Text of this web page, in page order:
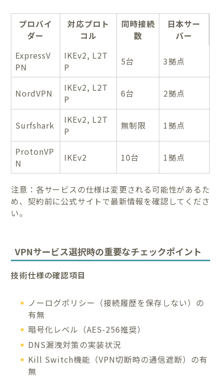
プロバイ
ダー
対応プロト
コル
同時接続
数
日本サー
バー
ExpressV
PN
IKEv2, L2T
P
5台 3拠点
NordVPN
IKEv2, L2T
P
6台 2拠点
Surfshark
IKEv2, L2T
P
無制限 1拠点
ProtonVP
N
IKEv2 10台 1拠点
注意：各サービスの仕様は変更される可能性があるた
め、契約前に公式サイトで最新情報を確認してくださ
い。
VPNサービス選択時の重要なチェックポイント
技術仕様の確認項目
ノーログポリシー（接続履歴を保存しない）の
有無
暗号化レベル（AES-256推奨）
DNS漏洩対策の実装状況
Kill Switch機能（VPN切断時の通信遮断）の有
無